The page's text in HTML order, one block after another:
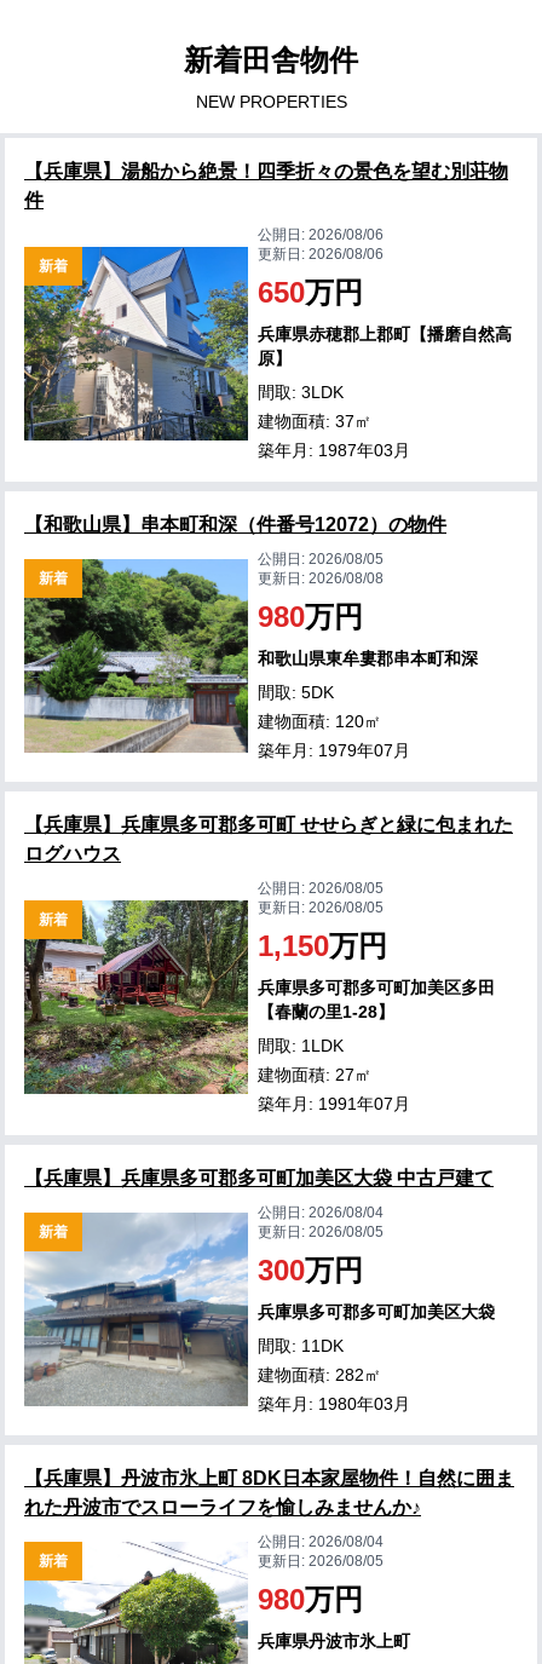
新着田舎物件
NEW PROPERTIES
【兵庫県】湯船から絶景！四季折々の景色を望む別荘物
件
新着
公開日:2026/08/06
更新日:2026/08/06
650万円
兵庫県赤穂郡上郡町【播磨自然高
原】
間取: 3LDK
建物面積: 37㎡
築年月: 1987年03月
【和歌山県】串本町和深（件番号12072）の物件
新着
公開日:2026/08/05
更新日:2026/08/08
980万円
和歌山県東牟婁郡串本町和深
間取: 5DK
建物面積: 120㎡
築年月: 1979年07月
【兵庫県】兵庫県多可郡多可町 せせらぎと緑に包まれた
ログハウス
新着
公開日:2026/08/05
更新日:2026/08/05
1,150万円
兵庫県多可郡多可町加美区多田
【春蘭の里1-28】
間取: 1LDK
建物面積: 27㎡
築年月: 1991年07月
【兵庫県】兵庫県多可郡多可町加美区大袋 中古戸建て
新着
公開日:2026/08/04
更新日:2026/08/05
300万円
兵庫県多可郡多可町加美区大袋
間取: 11DK
建物面積: 282㎡
築年月: 1980年03月
【兵庫県】丹波市氷上町 8DK日本家屋物件！自然に囲ま
れた丹波市でスローライフを愉しみませんか♪
新着
公開日:2026/08/04
更新日:2026/08/05
980万円
兵庫県丹波市氷上町